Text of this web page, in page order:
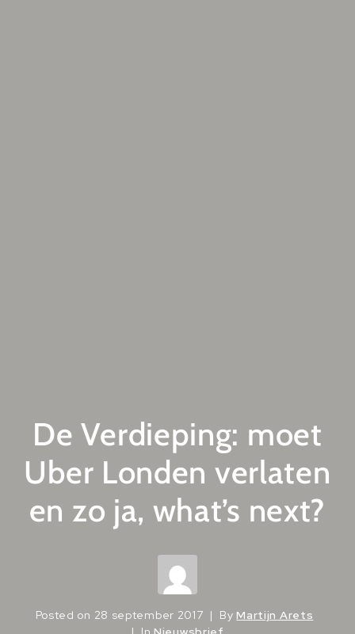
De Verdieping: moet
Uber Londen verlaten
en zo ja, what’s next?
Posted on 28 september 2017 ByMartijn Arets